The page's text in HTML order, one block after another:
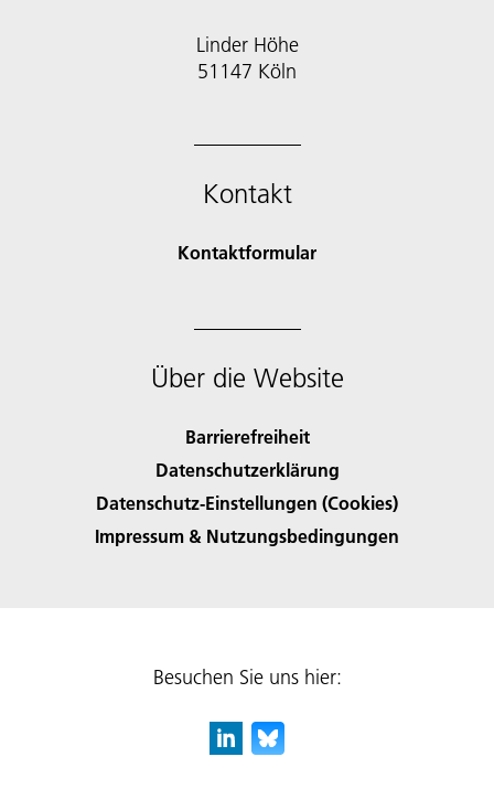
Linder Höhe
51147 Köln
Kontakt
Kontaktformular
Über die Website
Barrierefreiheit
Datenschutzerklärung
Datenschutz-Einstellungen (Cookies)
Impressum & Nutzungsbedingungen
Besuchen Sie uns hier: